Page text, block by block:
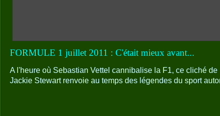
FORMULE 1 juillet 2011 : C'était mieux avant...
A l'heure où Sebastian Vettel cannibalise la F1, ce cliché
Jackie Stewart renvoie au temps des légendes du sport